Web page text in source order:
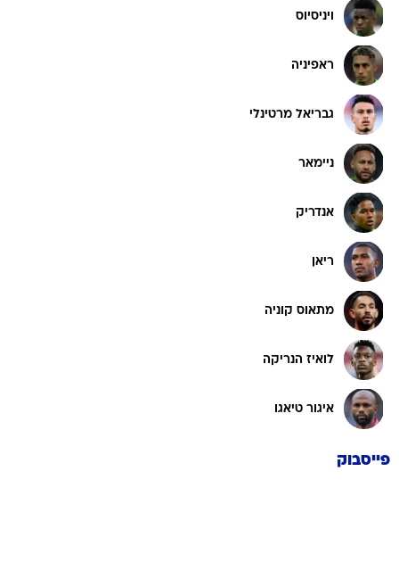
ויניסיוס
ראפיניה
גבריאל מרטינלי
ניימאר
אנדריק
ריאן
מתאוס קוניה
לואיז הנריקה
איגור טיאגו
פייסבוק